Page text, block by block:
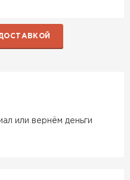
или вернём деньги